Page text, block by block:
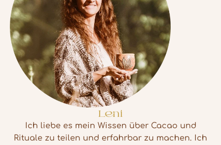
Leni
Ich liebe es mein Wissen über Cacao und
Rituale zu teilen und erfahrbar zu machen. Ich